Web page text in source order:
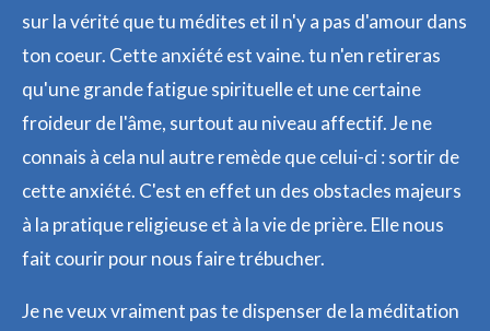
sur la vérité que tu médites et il n'y a pas d'amour dans
ton coeur. Cette anxiété est vaine. tu n'en retireras
qu'une grande fatigue spirituelle et une certaine
froideur de l'âme, surtout au niveau affectif. Je ne
connais à cela nul autre remède que celui-ci : sortir de
cette anxiété. C'est en effet un des obstacles majeurs
à la pratique religieuse et à la vie de prière. Elle nous
fait courir pour nous faire trébucher.
Je ne veux vraiment pas te dispenser de la méditation